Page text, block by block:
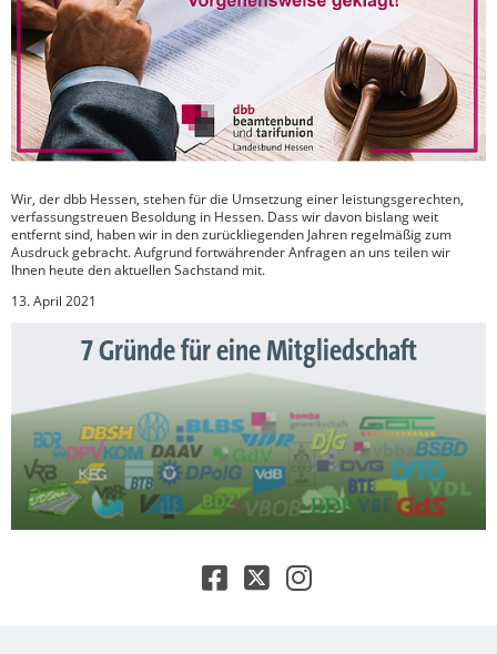
Wir, der dbb Hessen, stehen für die Umsetzung einer leistungsgerechten,
verfassungstreuen Besoldung in Hessen. Dass wir davon bislang weit
entfernt sind, haben wir in den zurückliegenden Jahren regelmäßig zum
Ausdruck gebracht. Aufgrund fortwährender Anfragen an uns teilen wir
Ihnen heute den aktuellen Sachstand mit.
13. April 2021
7 Gründe für eine Mitgliedschaft